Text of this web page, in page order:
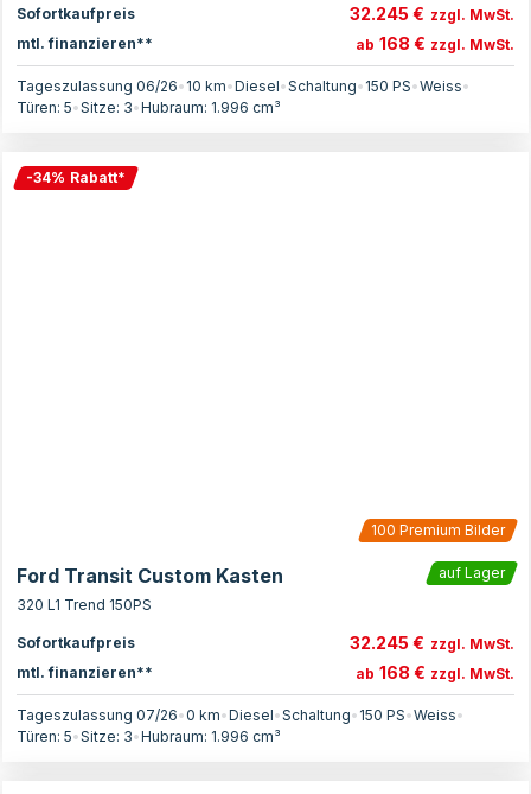
Sofortkaufpreis 32.245 € zzgl. MwSt.
mtl. finanzieren**
ab 168 € zzgl. MwSt.
Tageszulassung 06/26• 10 km•Diesel•Schaltung• 150 PS•Weiss•
Türen: 5•Sitze: 3•Hubraum: 1.996 cm³
-34% Rabatt*
100 Premium Bilder
Ford Transit Custom Kasten
auf Lager
320 L1 Trend 150PS
Sofortkaufpreis 32.245 € zzgl. MwSt.
mtl. finanzieren**
ab 168 € zzgl. MwSt.
Tageszulassung 07/26•0 km•Diesel•Schaltung• 150 PS•Weiss•
Türen: 5•Sitze: 3•Hubraum: 1.996 cm³